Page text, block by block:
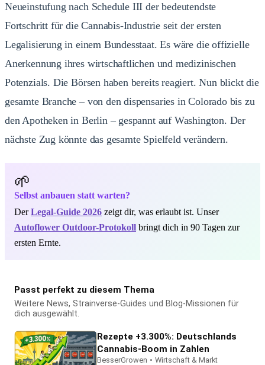
Neueinstufung nach Schedule III der bedeutendste
Fortschritt für die Cannabis-Industrie seit der ersten
Legalisierung in einem Bundesstaat. Es wäre die offizielle
Anerkennung ihres wirtschaftlichen und medizinischen
Potenzials. Die Börsen haben bereits reagiert. Nun blickt die
gesamte Branche – von den dispensaries in Colorado bis zu
den Apotheken in Berlin – gespannt auf Washington. Der
nächste Zug könnte das gesamte Spielfeld verändern.
🌱
Selbst anbauen statt warten?
DerLegal-Guide 2026 zeigt dir, was erlaubt ist. Unser
Autoflower Outdoor-Protokoll bringt dich in 90 Tagen zur
ersten Ernte.
Passt perfekt zu diesem Thema
Weitere News, Strainverse-Guides und Blog-Missionen für
dich ausgewählt.
Rezepte +3.300%: Deutschlands
Cannabis-Boom in Zahlen
BesserGrowen • Wirtschaft & Markt